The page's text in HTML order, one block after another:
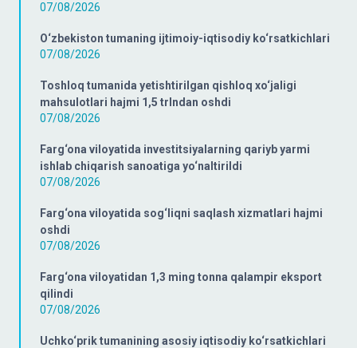
07/08/2026
O‘zbekiston tumaning ijtimoiy-iqtisodiy ko‘rsatkichlari
07/08/2026
Toshloq tumanida yetishtirilgan qishloq xo‘jaligi
mahsulotlari hajmi 1,5 trlndan oshdi
07/08/2026
Farg‘ona viloyatida investitsiyalarning qariyb yarmi
ishlab chiqarish sanoatiga yo‘naltirildi
07/08/2026
Farg‘ona viloyatida sog‘liqni saqlash xizmatlari hajmi
oshdi
07/08/2026
Farg‘ona viloyatidan 1,3 ming tonna qalampir eksport
qilindi
07/08/2026
Uchko‘prik tumanining asosiy iqtisodiy ko‘rsatkichlari